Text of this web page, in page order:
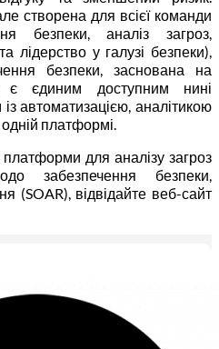
створена для всієї команди
безпеки, аналіз загроз,
лідерство у галузі безпеки),
безпеки, заснована на
є єдиним доступним нині
автоматизацією, аналітикою
платформі.
для аналізу загроз
забезпечення безпеки,
(SOAR), відвідайте веб-сайт